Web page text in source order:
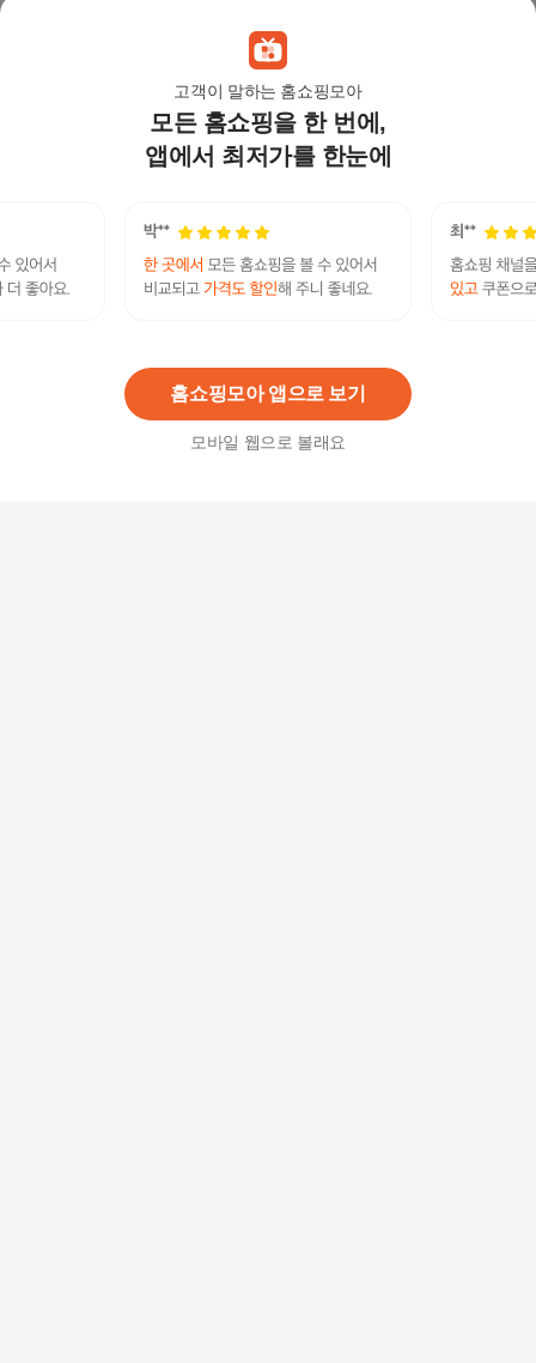
고객이 말하는 홈쇼핑모아
모든 홈쇼핑을 한 번에,
앱에서 최저가를 한눈에
홈쇼핑모아 앱으로 보기
모바일 웹으로 볼래요
애플워치 SE 6 5 4 호환 9H 강화글라스 액정 케이
스
5,800 원
애플워치SE 40mm 44mm 강화유리 풀커버 케이스